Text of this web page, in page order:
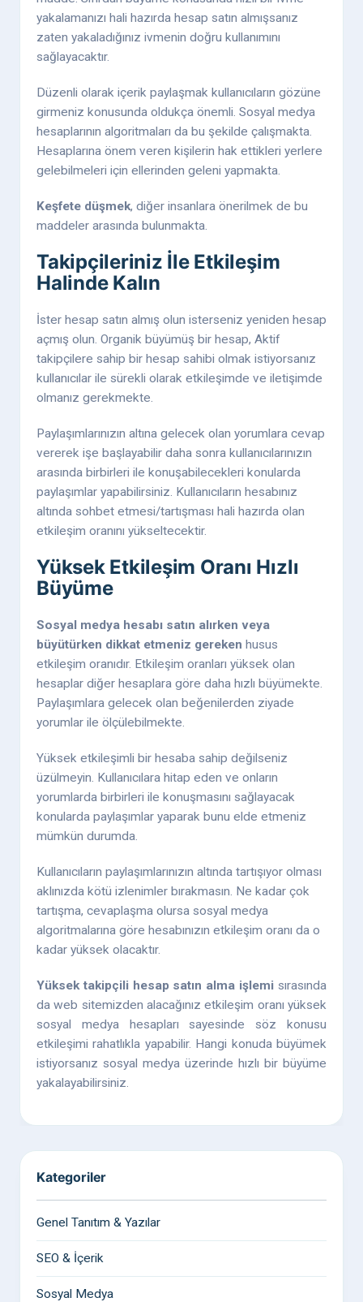
yakalamanızı hali hazırda hesap satın almışsanız
zaten yakaladığınız ivmenin doğru kullanımını
sağlayacaktır.
Düzenli olarak içerik paylaşmak kullanıcıların gözüne
girmeniz konusunda oldukça önemli. Sosyal medya
hesaplarının algoritmaları da bu şekilde çalışmakta.
Hesaplarına önem veren kişilerin hak ettikleri yerlere
gelebilmeleri için ellerinden geleni yapmakta.
Keşfete düşmek, diğer insanlara önerilmek de bu
maddeler arasında bulunmakta.
Takipçileriniz İle Etkileşim
Halinde Kalın
İster hesap satın almış olun isterseniz yeniden hesap
açmış olun. Organik büyümüş bir hesap, Aktif
takipçilere sahip bir hesap sahibi olmak istiyorsanız
kullanıcılar ile sürekli olarak etkileşimde ve iletişimde
olmanız gerekmekte.
Paylaşımlarınızın altına gelecek olan yorumlara cevap
vererek işe başlayabilir daha sonra kullanıcılarınızın
arasında birbirleri ile konuşabilecekleri konularda
paylaşımlar yapabilirsiniz. Kullanıcıların hesabınız
altında sohbet etmesi/tartışması hali hazırda olan
etkileşim oranını yükseltecektir.
Yüksek Etkileşim Oranı Hızlı
Büyüme
Sosyal medya hesabı satın alırken veya
büyütürken dikkat etmeniz gereken husus
etkileşim oranıdır. Etkileşim oranları yüksek olan
hesaplar diğer hesaplara göre daha hızlı büyümekte.
Paylaşımlara gelecek olan beğenilerden ziyade
yorumlar ile ölçülebilmekte.
Yüksek etkileşimli bir hesaba sahip değilseniz
üzülmeyin. Kullanıcılara hitap eden ve onların
yorumlarda birbirleri ile konuşmasını sağlayacak
konularda paylaşımlar yaparak bunu elde etmeniz
mümkün durumda.
Kullanıcıların paylaşımlarınızın altında tartışıyor olması
aklınızda kötü izlenimler bırakmasın. Ne kadar çok
tartışma, cevaplaşma olursa sosyal medya
algoritmalarına göre hesabınızın etkileşim oranı da o
kadar yüksek olacaktır.
Yüksek takipçili hesap satın alma işlemi sırasında
da web sitemizden alacağınız etkileşim oranı yüksek
sosyal medya hesapları sayesinde söz konusu
etkileşimi rahatlıkla yapabilir. Hangi konuda büyümek
istiyorsanız sosyal medya üzerinde hızlı bir büyüme
yakalayabilirsiniz.
Kategoriler
Genel Tanıtım & Yazılar
SEO & İçerik
Sosyal Medya